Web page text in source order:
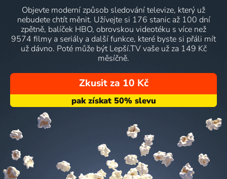
Objevte moderní způsob sledování televize, který už
nebudete chtít měnit. Užívejte si 176 stanic až 100 dní
zpětně, balíček HBO, obrovskou videotéku s více než
9574 filmy a seriály a další funkce, které byste si přáli mít
už dávno. Poté může být Lepší.TV vaše už za 149 Kč
měsíčně.
Zkusit za 10 Kč